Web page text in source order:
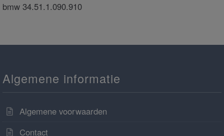
bmw 34.51.1.090.910
Algemene informatie
Algemene voorwaarden
Contact